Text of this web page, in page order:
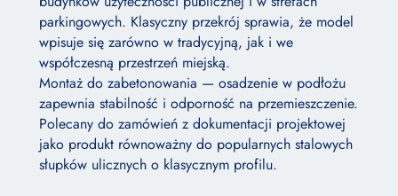
parkingowych. Klasyczny przekrój sprawia, że model
wpisuje się zarówno w tradycyjną, jak i we
współczesną przestrzeń miejską.
Montaż do zabetonowania — osadzenie w podłożu
zapewnia stabilność i odporność na przemieszczenie.
Polecany do zamówień z dokumentacji projektowej
jako produkt równoważny do popularnych stalowych
słupków ulicznych o klasycznym profilu.